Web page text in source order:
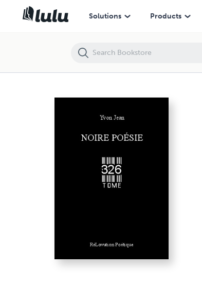
Solutions Products
Noire Poésie Tome 326